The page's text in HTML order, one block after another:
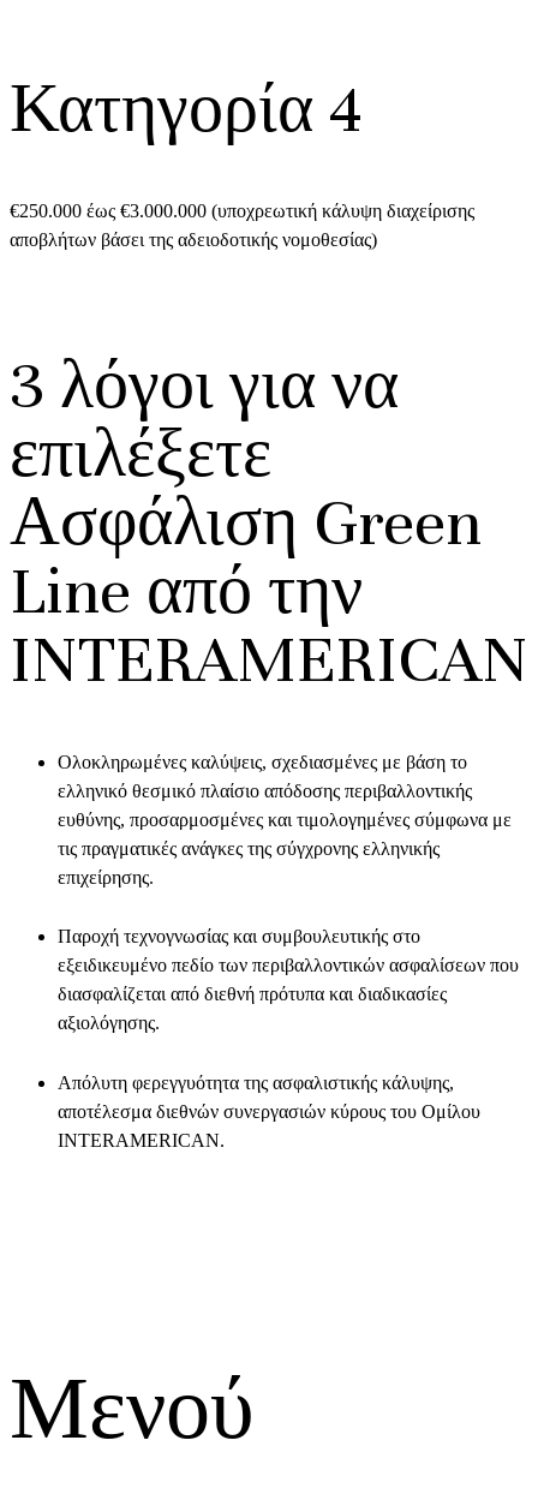
Κατηγορία 4
€250.000 έως €3.000.000 (υποχρεωτική κάλυψη διαχείρισης
αποβλήτων βάσει της αδειοδοτικής νομοθεσίας)
3 λόγοι για να
επιλέξετε
Ασφάλιση Green
Line από την
INTERAMERICAN
Ολοκληρωμένες καλύψεις, σχεδιασμένες με βάση το
ελληνικό θεσμικό πλαίσιο απόδοσης περιβαλλοντικής
ευθύνης, προσαρμοσμένες και τιμολογημένες σύμφωνα με
τις πραγματικές ανάγκες της σύγχρονης ελληνικής
επιχείρησης.
Παροχή τεχνογνωσίας και συμβουλευτικής στο
εξειδικευμένο πεδίο των περιβαλλοντικών ασφαλίσεων που
διασφαλίζεται από διεθνή πρότυπα και διαδικασίες
αξιολόγησης.
Απόλυτη φερεγγυότητα της ασφαλιστικής κάλυψης,
αποτέλεσμα διεθνών συνεργασιών κύρους του Ομίλου
ΙNTERAMERICAN.
Μενού